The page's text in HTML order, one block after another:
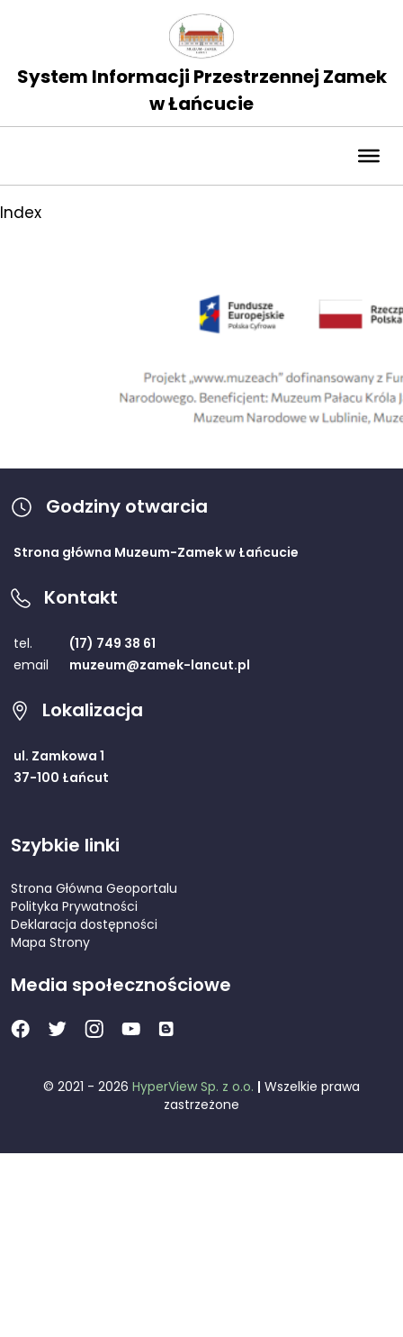
System Informacji Przestrzennej Zamek
w Łańcucie
Index
Godziny otwarcia
Strona główna Muzeum-Zamek w Łańcucie
Kontakt
tel.
(17) 749 38 61
email
muzeum@zamek-lancut.pl
Lokalizacja
ul. Zamkowa 1
37-100 Łańcut
Szybkie linki
Strona Główna Geoportalu
Polityka Prywatności
Deklaracja dostępności
Mapa Strony
Media społecznościowe
© 2021 - 2026 HyperView Sp. z o.o. | Wszelkie prawa
zastrzeżone